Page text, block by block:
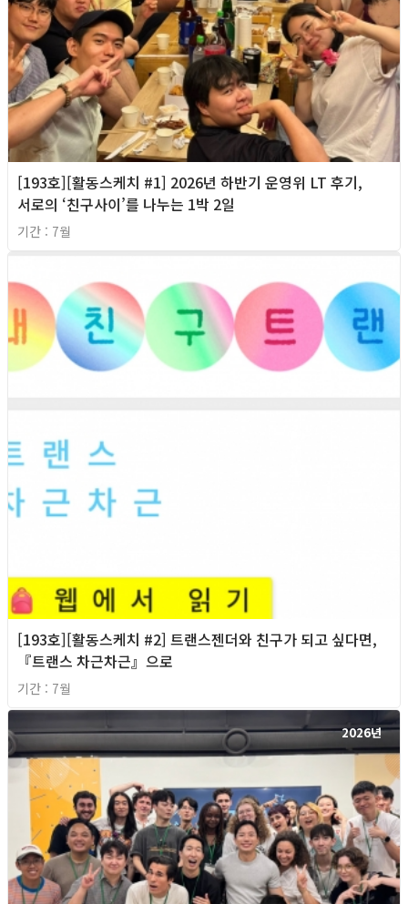
[193호][활동스케치 #1] 2026년 하반기 운영위 LT 후기,
서로의 ‘친구사이’를 나누는 1박 2일
기간 : 7월
[193호][활동스케치 #2] 트랜스젠더와 친구가 되고 싶다면,
『트랜스 차근차근』으로
기간 : 7월
2026년